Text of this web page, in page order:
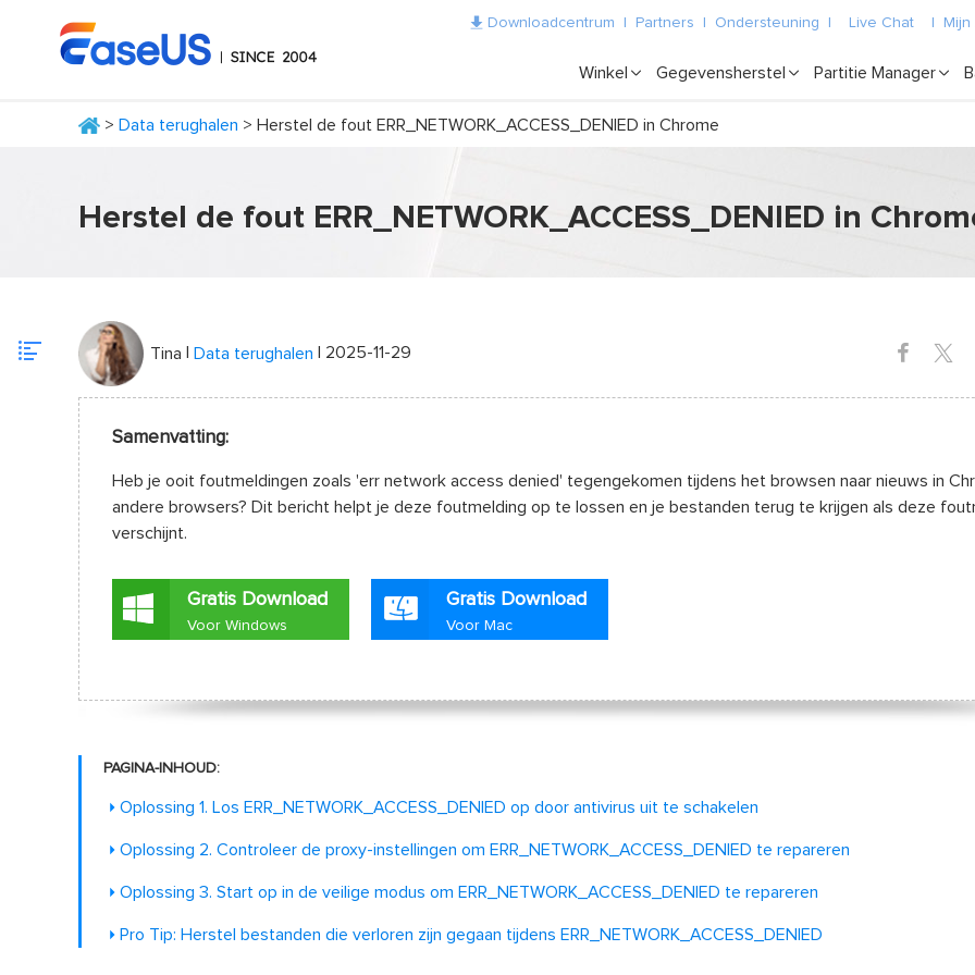
Downloadcentrum Partners Ondersteuning Live Chat
Winkel Gegevensherstel Partitie Manager
> Data terughalen > Herstel de fout ERR_NETWORK_ACCESS_DENIED in Chrome
Herstel de fout ERR_NETWORK_ACCESS_DENIED in
Tina Data terughalen | 2025-11-29
Samenvatting:
Heb je ooit foutmeldingen zoals 'err network access denied' tegengekomen tijdens het browsen naar nieuws in
andere browsers? Dit bericht helpt je deze foutmelding op te lossen en je bestanden terug te krijgen als deze
verschijnt.
Gratis Download
Voor Windows
Gratis Download
Voor Mac
PAGINA-INHOUD:
Oplossing 1. Los ERR_NETWORK_ACCESS_DENIED op door antivirus uit te schakelen
Oplossing 2. Controleer de proxy-instellingen om ERR_NETWORK_ACCESS_DENIED te repareren
Oplossing 3. Start op in de veilige modus om ERR_NETWORK_ACCESS_DENIED te repareren
Pro Tip: Herstel bestanden die verloren zijn gegaan tijdens ERR_NETWORK_ACCESS_DENIED